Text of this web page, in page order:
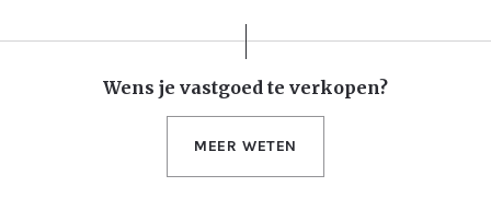
Wens je vastgoed te verkopen?
MEER WETEN